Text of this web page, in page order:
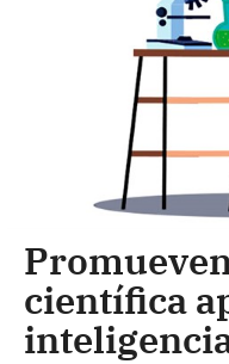
científica